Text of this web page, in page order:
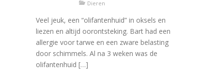
Dieren
Veel jeuk, een “olifantenhuid” in oksels en
liezen en altijd oorontsteking. Bart had een
allergie voor tarwe en een zware belasting
door schimmels. Al na 3 weken was de
olifantenhuid […]